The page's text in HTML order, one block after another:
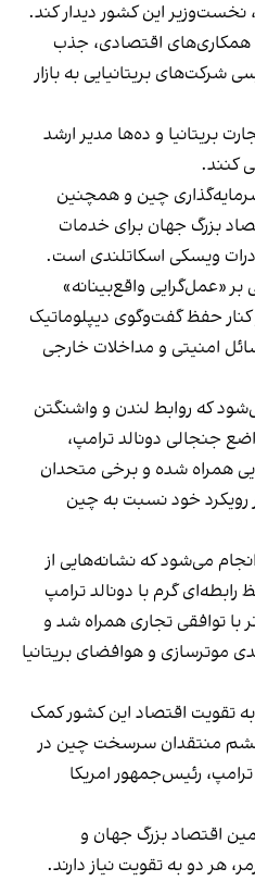
این کشور دیدار کند.
اقتصادی، جذب
بریتانیایی به بازار
بریتانیا و ده‌ها مدیر ارشد
کنند.
چین و همچنین
بزرگ جهان برای خدمات
ویسکی اسکاتلندی است.
بر «عمل‌گرایی واقع‌بینانه»
کنار حفظ گفت‌وگوی دیپلوماتیک
امنیتی و مداخلات خارجی
که روابط لندن و واشنگتن
جنجالی دونالد ترامپ،
همراه شده و برخی متحدان
رویکرد خود نسبت به چین
می‌شود که نشانه‌هایی از
گرم با دونالد ترامپ
توافقی تجاری همراه شد و
موترسازی و هوافضای بریتانیا
به تقویت اقتصاد این کشور کمک
خشم منتقدان سرسخت چین در
رئیس‌جمهور امریکا
اقتصاد بزرگ جهان و
هر دو به تقویت نیاز دارند.